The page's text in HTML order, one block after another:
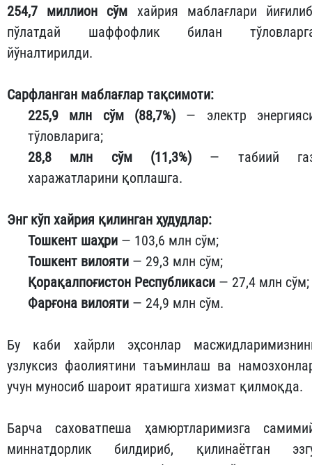
254,7 миллион сўм хайрия маблағлари
пўлатдай шаффофлик билан
йўналтирилди.
Сарфланган маблағлар тақсимоти:
225,9 млн сўм (88,7%) — электр
тўловларига;
28,8 млн сўм (11,3%) — табиий
харажатларини қоплашга.
Энг кўп хайрия қилинган ҳудудлар:
Тошкент шаҳри — 103,6 млн сўм;
Тошкент вилояти — 29,3 млн сўм;
Қорақалпоғистон Республикаси — 27,4 млн сўм;
Фарғона вилояти — 24,9 млн сўм.
Бу каби хайрли эҳсонлар
узлуксиз фаолиятини таъминлаш ва
учун муносиб шароит яратишга хизмат қилмоқда.
Барча саховатпеша ҳамюртларимизга
миннатдорлик билдириб, қилинаётган